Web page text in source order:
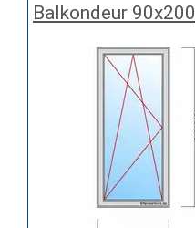
Balkondeur 90x200